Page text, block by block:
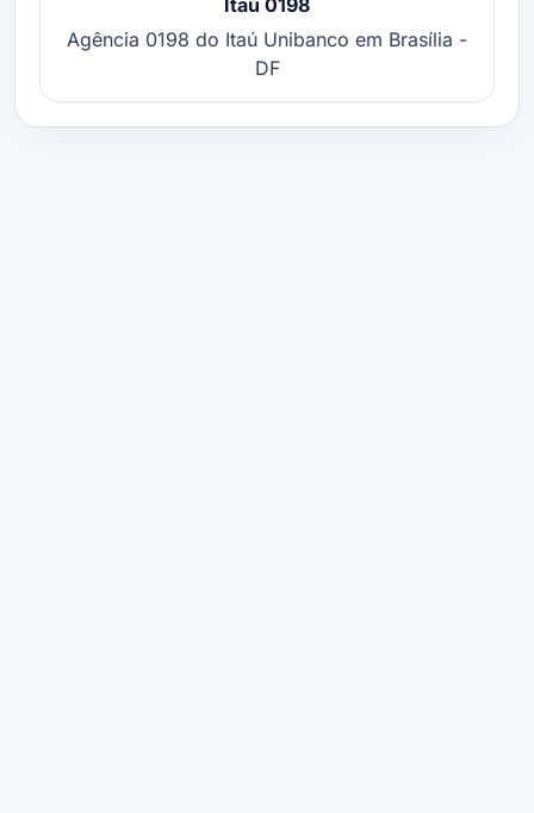
Agência 0198 do Itaú Unibanco em Brasília -
DF